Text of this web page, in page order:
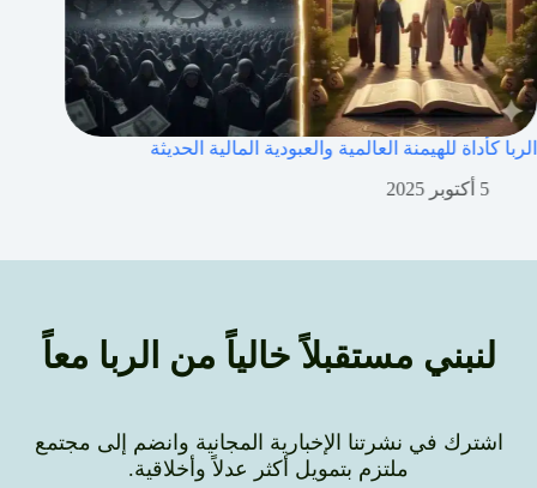
الربا كأداة للهيمنة
لنبني مستقبلاً خالياً من الربا معاً
اشترك في نشرتنا الإخبارية المجانية وانضم إلى مجتمع
ملتزم بتمويل أكثر عدلاً وأخلاقية.